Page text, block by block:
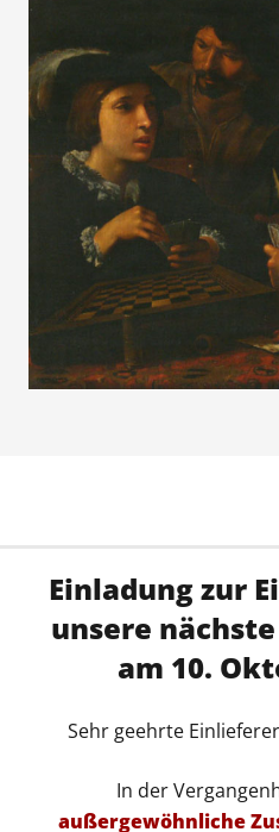
Einladung zur
unsere
am 10.
Sehr geehrte
In der
außergewöhnliche